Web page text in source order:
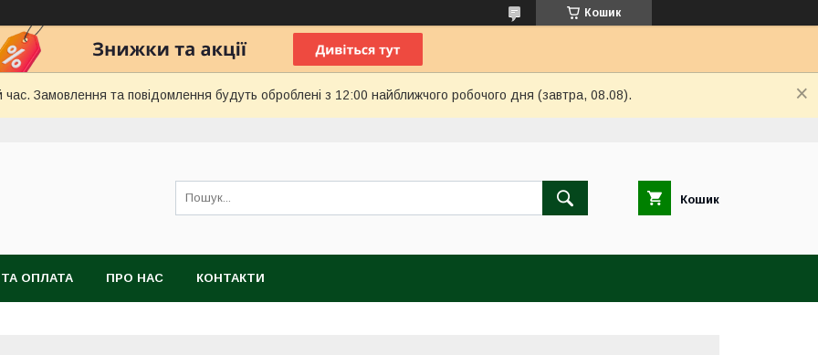
Кошик
час. Замовлення та повідомлення будуть оброблені з 12:00 найближчого робочого дня (завтра, 08.08).
Кошик
ОПЛАТА ПРО НАС КОНТАКТИ